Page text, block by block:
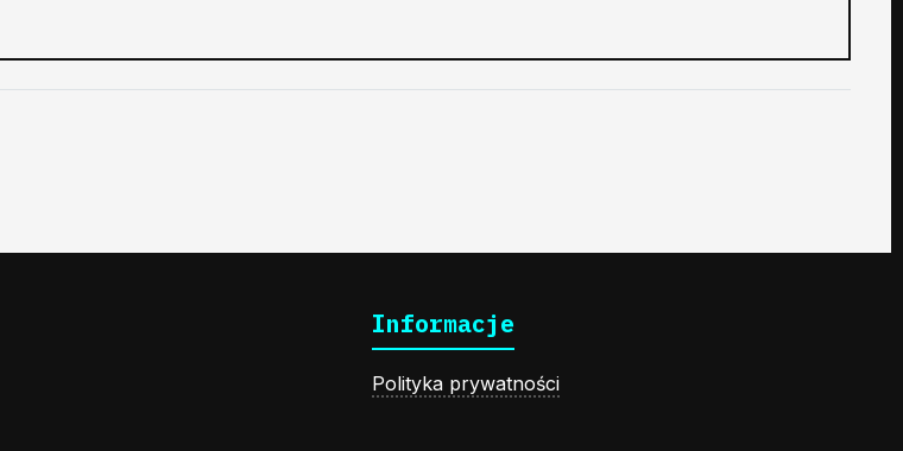
Informacje
Polityka prywatności